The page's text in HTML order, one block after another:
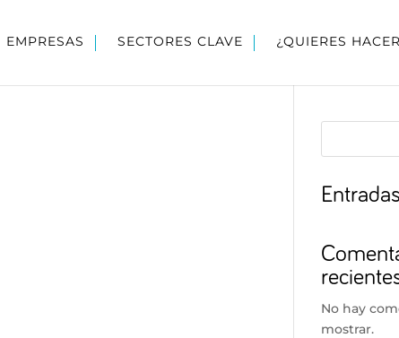
EMPRESAS SECTORES CLAVE ¿QUIERES
No hay
mostrar.